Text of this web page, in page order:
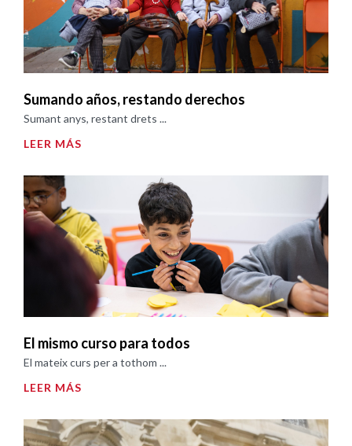
Sumando años, restando derechos
Sumant anys, restant drets ...
LEER MÁS
El mismo curso para todos
El mateix curs per a tothom ...
LEER MÁS